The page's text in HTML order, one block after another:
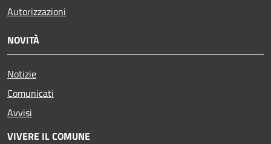
Autorizzazioni
NOVITÀ
Notizie
Comunicati
Avvisi
VIVERE IL COMUNE